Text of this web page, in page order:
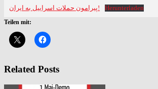
پیرامون حملات اسراییل به ایران!
Herunterladen
Teilen mit:
Related Posts